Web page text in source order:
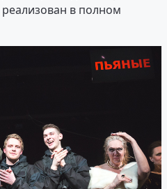
в полном